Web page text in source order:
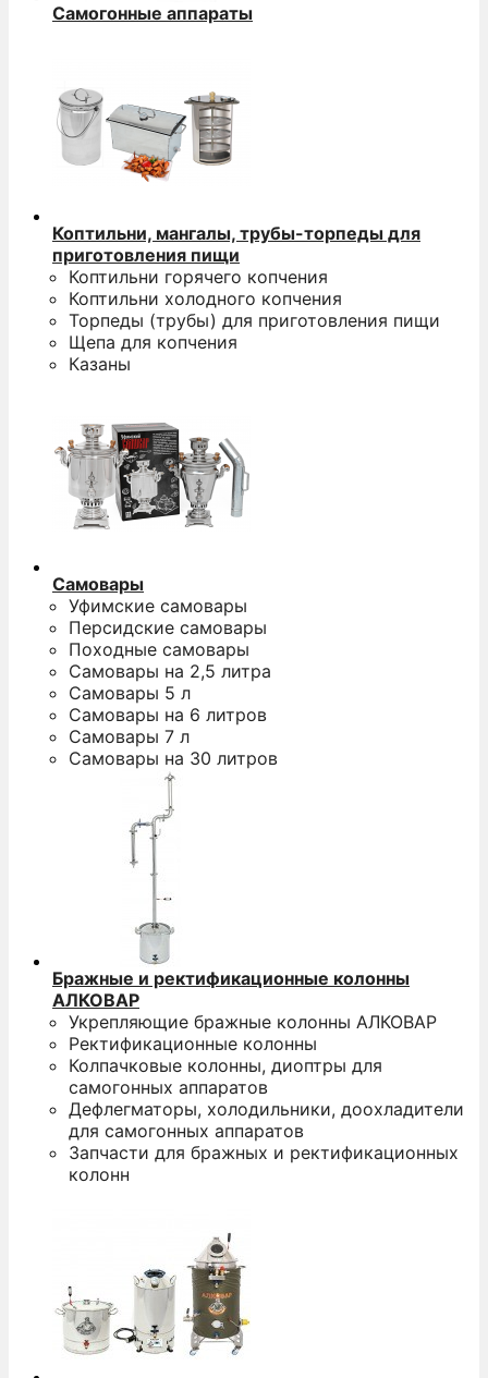
Самогонные аппараты
Коптильни, мангалы, трубы-торпеды для
приготовления пищи
Коптильни горячего копчения
Коптильни холодного копчения
Торпеды (трубы) для приготовления пищи
Щепа для копчения
Казаны
Самовары
Уфимские самовары
Персидские самовары
Походные самовары
Самовары на 2,5 литра
Самовары 5 л
Самовары на 6 литров
Самовары 7 л
Самовары на 30 литров
Бражные и ректификационные колонны
АЛКОВАР
Укрепляющие бражные колонны АЛКОВАР
Ректификационные колонны
Колпачковые колонны, диоптры для
самогонных аппаратов
Дефлегматоры, холодильники, доохладители
для самогонных аппаратов
Запчасти для бражных и ректификационных
колонн